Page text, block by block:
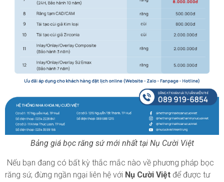
Bảng giá bọc răng sứ mới nhất tại Nụ Cười Việt
Nếu bạn đang có bất kỳ thắc mắc nào về phương pháp bọc
răng sứ, đừng ngần ngại liên hệ với Nụ Cười Việt để được tư